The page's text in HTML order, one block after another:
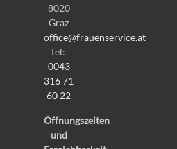
8020
Graz
office@frauenservice.at
Tel:
0043
316 71
60 22
Öffnungszeiten
und